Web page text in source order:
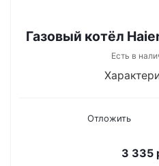
Газовый котёл
Есть в
Отложить
3 335